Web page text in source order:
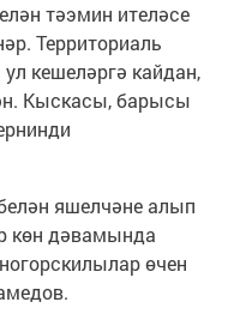
тәэмин ителәсе
Территориаль
кешеләргә кайдан,
Кыскасы, барысы
яшелчәне алып
көн дәвамында
өчен